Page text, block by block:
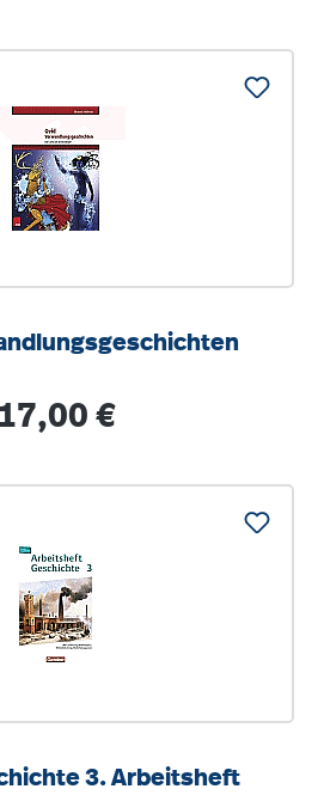
Regulärer Preis:
17,00 €
3. Arbeitsheft